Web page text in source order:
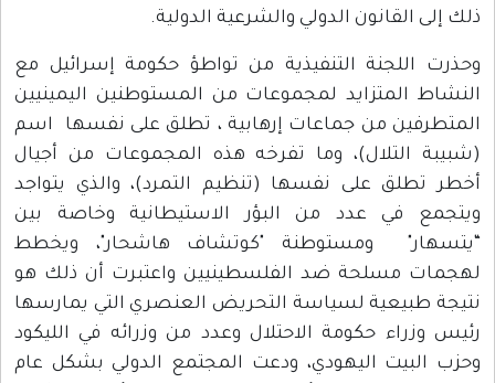
ذلك إلى القانون الدولي والشرعية الدولية.
وحذرت اللجنة التنفيذية من تواطؤ حكومة إسرائيل مع
النشاط المتزايد لمجموعات من المستوطنين اليمينيين
المتطرفين من جماعات إرهابية ، تطلق على نفسها اسم
(شبيبة التلال)، وما تفرخه هذه المجموعات من أجيال
أخطر تطلق على نفسها (تنظيم التمرد)، والذي يتواجد
ويتجمع في عدد من البؤر الاستيطانية وخاصة بين
“يتسهار" ومستوطنة "كوتشاف هاشحار"، ويخطط
لهجمات مسلحة ضد الفلسطينيين واعتبرت أن ذلك هو
نتيجة طبيعية لسياسة التحريض العنصري التي يمارسها
رئيس وزراء حكومة الاحتلال وعدد من وزرائه في الليكود
وحزب البيت اليهودي، ودعت المجتمع الدولي بشكل عام